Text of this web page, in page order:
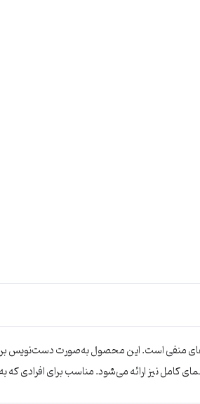
منفی است. این محصول به‌صورت دست‌نویس
کامل نیز ارائه می‌شود. مناسب برای